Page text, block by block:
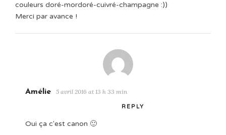
couleurs doré-mordoré-cuivré-champagne :))
Merci par avance !
Amélie 5 avril 2016 at 13 h 33 min
REPLY
Oui ça c'est canon 🙂